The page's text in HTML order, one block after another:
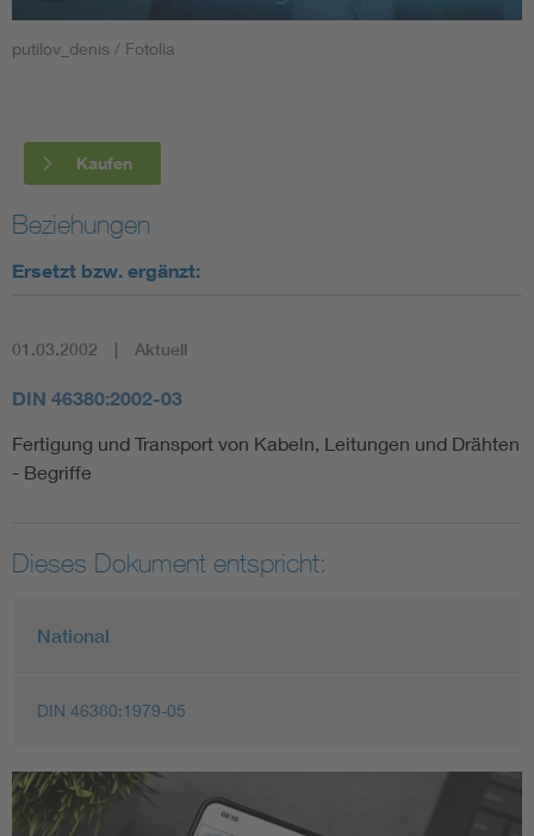
Smart Cities
Blitzschutz: DIN EN 62305 in der Übersicht
Circular Economy für mehr Ressourceneffizienz
Elektrofachkraft (EFK)
putilov_denis / Fotolia
Kaufen
Beziehungen
Ersetzt bzw. ergänzt:
01.03.2002 Aktuell
DIN 46380:2002-03
Fertigung und Transport von Kabeln, Leitungen und Drähten
- Begriffe
Dieses Dokument entspricht:
National
DIN 46380:1979-05